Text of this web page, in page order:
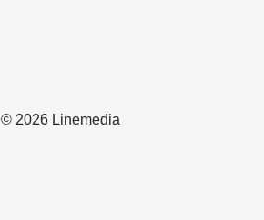
© 2026 Linemedia